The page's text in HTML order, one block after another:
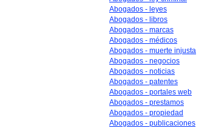
Abogados - leyes
Abogados - libros
Abogados - marcas
Abogados - médicos
Abogados - muerte injusta
Abogados - negocios
Abogados - noticias
Abogados - patentes
Abogados - portales web
Abogados - prestamos
Abogados - propiedad
Abogados - publicaciones